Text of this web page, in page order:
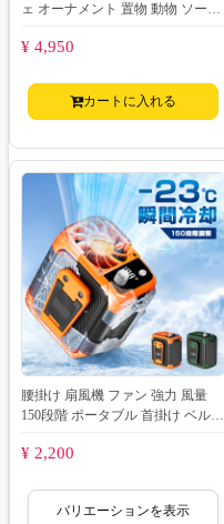
ェ オーナメント 置物 動物 ソーラ
¥ 4,950
カートに入れる
腰掛け 扇風機 ファン 強力 風量
150段階 ポータブル 首掛け ベルト
¥ 2,200
バリエーションを表示